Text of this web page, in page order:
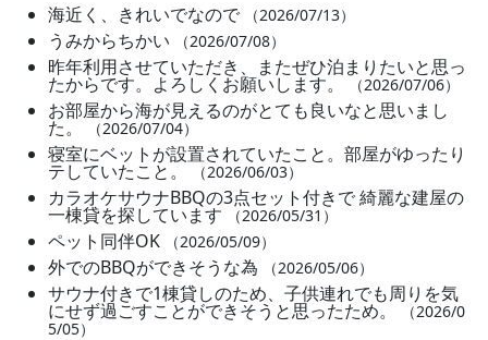
海近く、きれいでなので （2026/07/13）
うみからちかい （2026/07/08）
昨年利用させていただき、またぜひ泊まりたいと思っ
たからです。よろしくお願いします。 （2026/07/06）
お部屋から海が見えるのがとても良いなと思いまし
た。 （2026/07/04）
寝室にベットが設置されていたこと。部屋がゆったり
テしていたこと。 （2026/06/03）
カラオケサウナBBQの3点セット付きで 綺麗な建屋の
一棟貸を探しています （2026/05/31）
ペット同伴OK （2026/05/09）
外でのBBQができそうな為 （2026/05/06）
サウナ付きで1棟貸しのため、子供連れでも周りを気
にせず過ごすことができそうと思ったため。
（2026/0
5/05）